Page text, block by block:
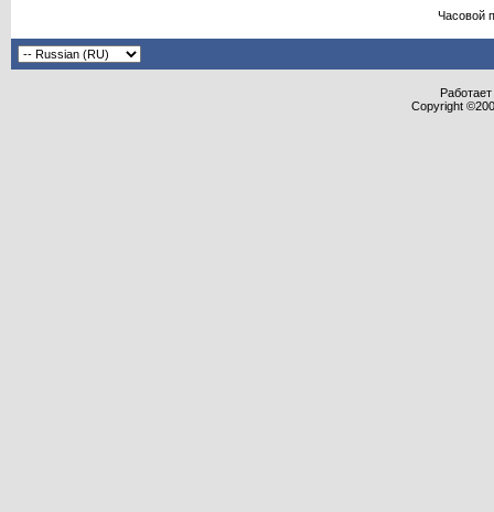
Часовой
Copyright